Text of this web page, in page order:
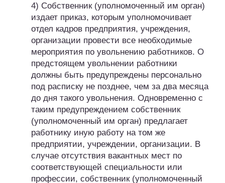
4) Собственник (уполномоченный им орган)
издает приказ, которым уполномочивает
отдел кадров предприятия, учреждения,
организации провести все необходимые
мероприятия по увольнению работников. О
предстоящем увольнении работники
должны быть предупреждены персонально
под расписку не позднее, чем за два месяца
до дня такого увольнения. Одновременно с
таким предупреждением собственник
(уполномоченный им орган) предлагает
работнику иную работу на том же
предприятии, учреждении, организации. В
случае отсутствия вакантных мест по
соответствующей специальности или
профессии, собственник (уполномоченный